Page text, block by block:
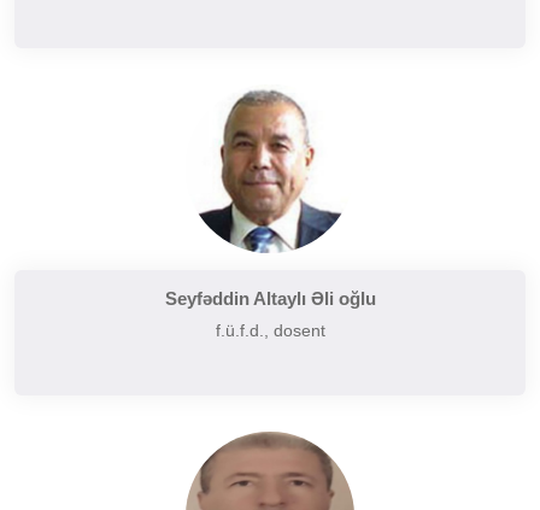
Seyfəddin Altaylı Əli oğlu
f.ü.f.d., dosent